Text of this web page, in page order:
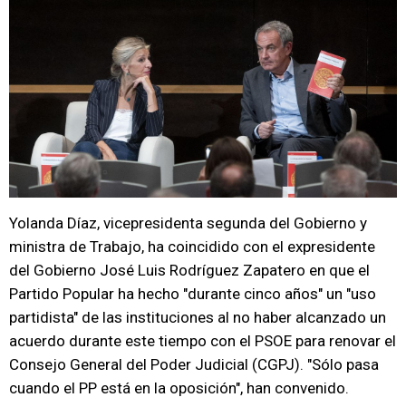
Yolanda Díaz, vicepresidenta segunda del Gobierno y
ministra de Trabajo, ha coincidido con el expresidente
del Gobierno José Luis Rodríguez Zapatero en que el
Partido Popular ha hecho "durante cinco años" un "uso
partidista" de las instituciones al no haber alcanzado un
acuerdo durante este tiempo con el PSOE para renovar el
Consejo General del Poder Judicial (CGPJ). "Sólo pasa
cuando el PP está en la oposición", han convenido.